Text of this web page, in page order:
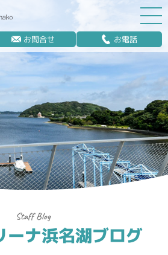
お問合せ お電話
ーナ浜名湖ブログ